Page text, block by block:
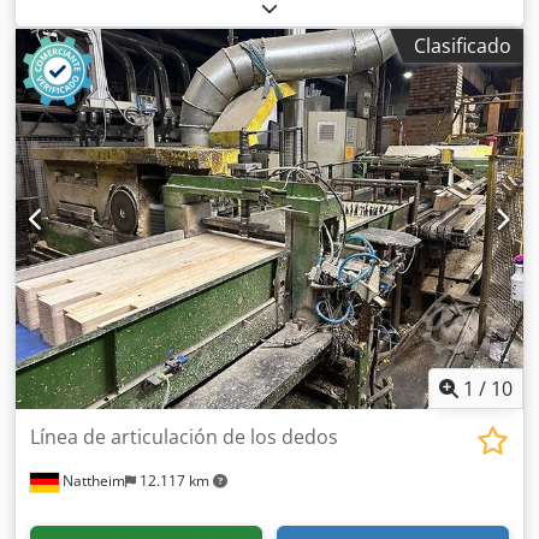
control DX200, número de serie: 17170585, año de
fabricación: 2017, número de serie: 202289, año de
fabricación: 2020, cabezal de soldadura MIG/MAG,
alimentación automática de hilo, paleta intercambiable
con dispositivo de rotación, cortina, con inserto de
plástico, cerramiento de rejilla, sistema de barrera de luz
SICK, control centralizado SIEMENS SIMATIC HMI, panel
táctil, sistema de supervisión de soldadura SKS Q80.
Dedpfx Aezqzdpom Tewa
Clasificado
1 / 10
Nattheim 12.117 km
Línea de articulación de los dedos